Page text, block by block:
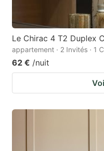
Le Chirac 4 T2 Duplex
appartement · 2 Invités · 1
62 € /nuit